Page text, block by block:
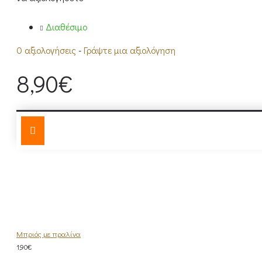
Διαθέσιμο
0 αξιολογήσεις -Γράψτε μια αξιολόγηση
8,90€
ΤΗΣ ΊΔΙΑΣ ΚΑΤΗΓΟΡΊΑΣ
Μπριός με πραλίνα
1,90€